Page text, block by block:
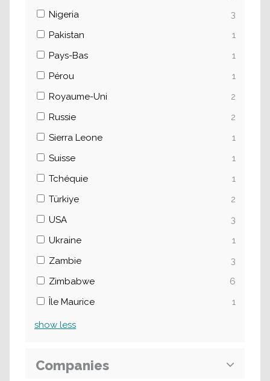
Nigeria
3
Pakistan
1
Pays-Bas
1
Pérou
1
Royaume-Uni
2
Russie
2
Sierra Leone
1
Suisse
1
Tchéquie
1
Türkiye
2
USA
3
Ukraine
1
Zambie
3
Zimbabwe
6
Île Maurice
1
show less
Companies